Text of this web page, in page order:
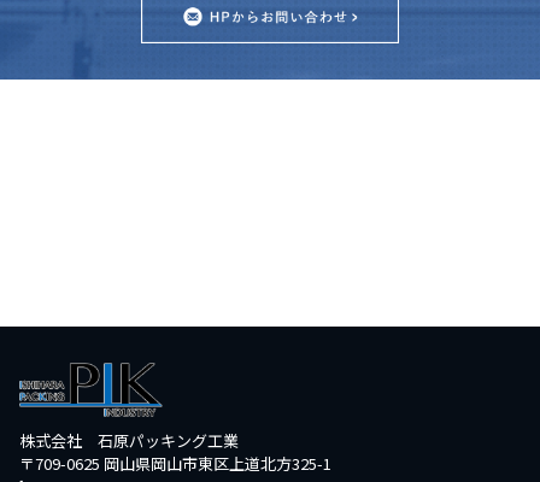
株式会社 石原パッキング工業
〒709-0625 岡山県岡山市東区上道北方325-1